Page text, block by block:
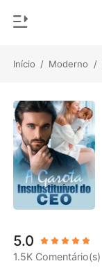
Início / Moderno /
Loja
Histórico
Sair
Baixar App
Gênero
Moderno
Lobisomem
Contos
Bilionários
5.0
1.5K Comentário(s)